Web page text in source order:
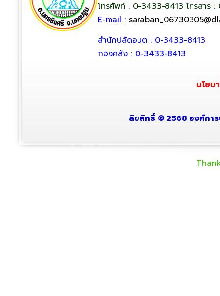
โทรศัพท์ : 0-3433-8413 โทรสาร
E-mail :
สำนักปลัดอบต : 0-3433-8413
กองคลัง : 0-3433-8413
นโยบ
ลิขสิทธิ์ © 2568 องค์กา